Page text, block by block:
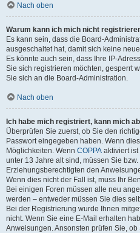
Nach oben
Warum kann ich mich nicht
Es kann sein, dass die Board-
ausgeschaltet hat, damit sich keine
Es könnte auch sein, dass Ihre IP-
Sie sich registrieren möchten, gesperrt
Sie sich an die Board-Administration.
Nach oben
Ich habe mich registriert, kann mich
Überprüfen Sie zuerst, ob Sie den
Passwort eingegeben haben. Wenn
Möglichkeiten. Wenn COPPA aktiviert
unter 13 Jahre alt sind, müssen Sie
Erziehungsberechtigten den
Wenn dies nicht der Fall ist, muss Ihr
Bei einigen Foren müssen alle neu
werden – entweder müssen Sie dies
Bei der Registrierung wurde Ihnen
nicht. Wenn Sie eine E-Mail erhalten
Anweisungen. Ansonsten prüfen Sie,